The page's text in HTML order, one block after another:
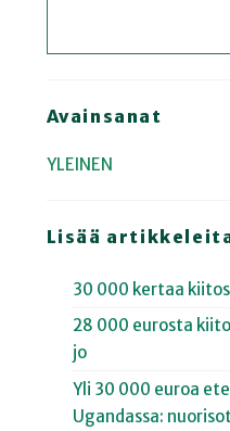
Avainsanat
YLEINEN
Lisää
30 000 kertaa
28 000 eurosta
jo
Yli 30 000 euroa
Ugandassa: